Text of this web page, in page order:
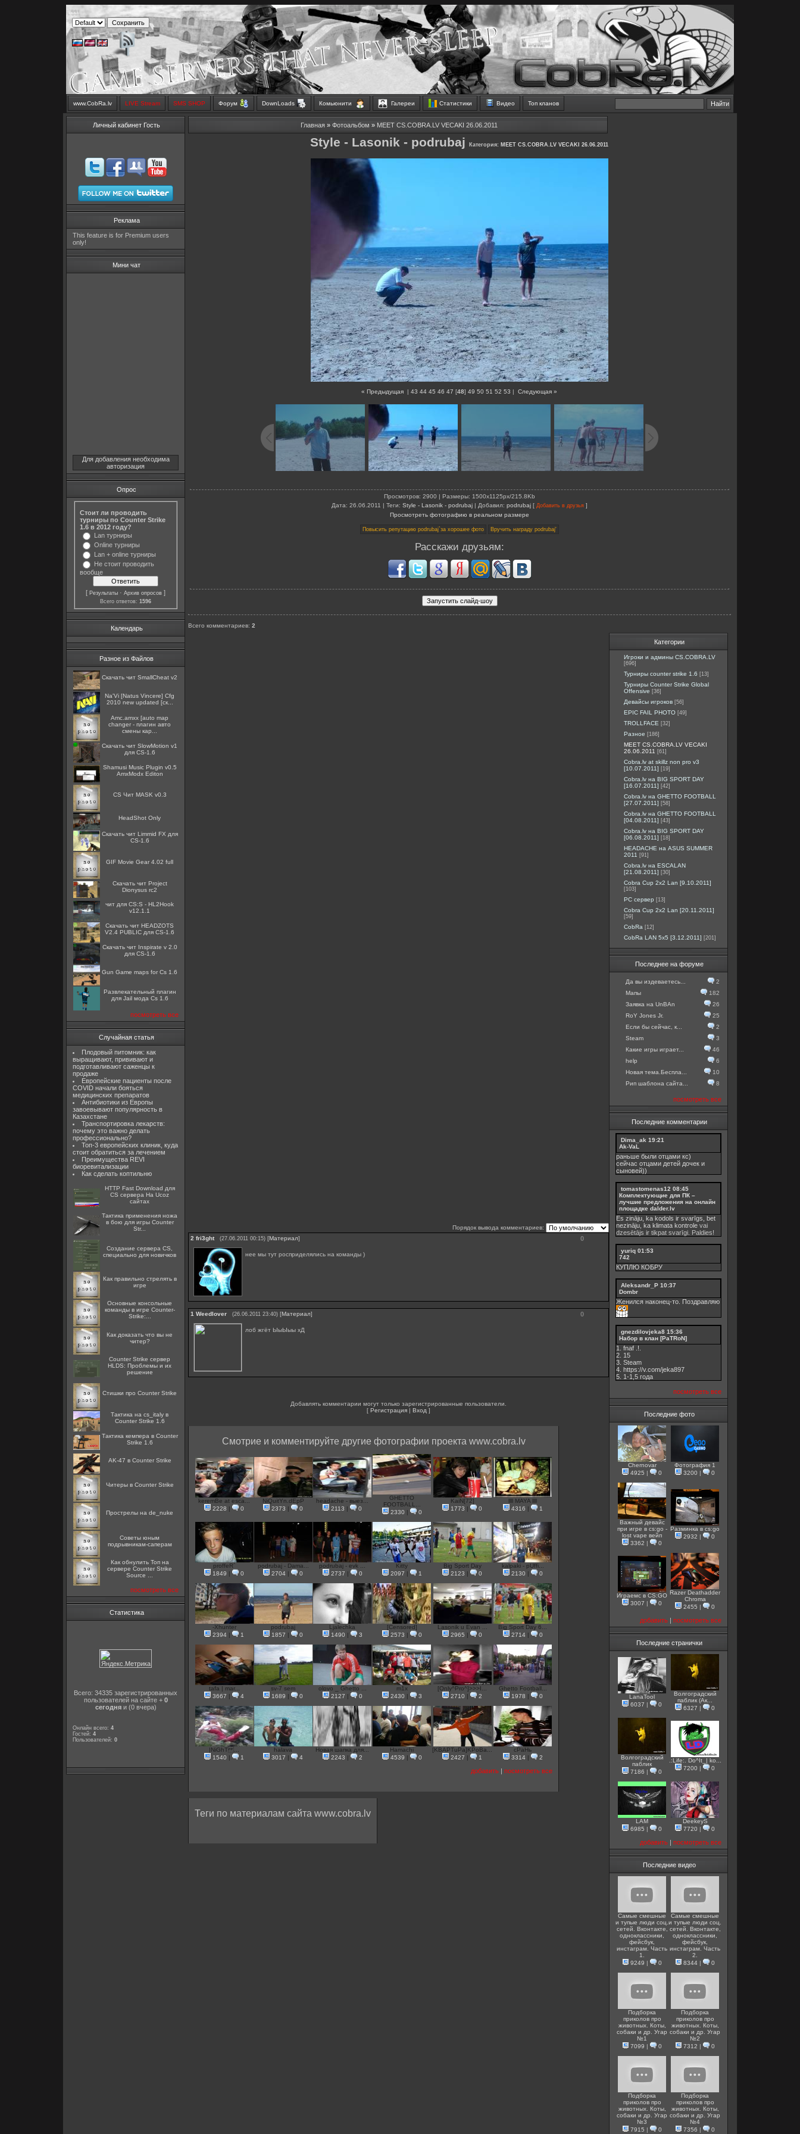
www.CobRa.lv LIVE Stream SMS SHOP Форум DownLoads Комьюнити Галереи Статистики Видео Топ кланов
Личный кабинет Гость
Реклама
This feature is for Premium users
only!
Мини чат
Для добавления необходима
авторизация
Опрос
Стоит ли проводить
турниры по Counter Strike
1.6 в 2012 году?
Lan турниры
Online турниры
Lan + online турниры
Не стоит проводить
вообще
[ Результаты · Архив опросов ]
Всего ответов: 1596
Календарь
Разное из Файлов
Скачать чит SmallCheat v2
Na'Vi [Natus Vincere] Cfg
2010 new updated [ск...
Amc.amxx [auto map
changer - плагин авто
смены кар...
Скачать чит SlowMotion v1
для CS-1.6
Shamusi Music Plugin v0.5
AmxModx Editon
CS Чит MASK v0.3
HeadShot Only
Скачать чит Limmid FX для
CS-1.6
GIF Movie Gear 4.02 full
Скачать чит Project
Dionysus rc2
чит для CS:S - HL2Hook
v12.1.1
Скачать чит HEADZOTS
V2.4 PUBLIC для CS-1.6
Скачать чит Inspirate v 2.0
для CS-1.6
Gun Game maps for Cs 1.6
Развлекательный плагин
для Jail мода Cs 1.6
посмотреть все
Случайная статья
Плодовый питомник: как
выращивают, прививают и
подготавливают саженцы к
продаже
Европейские пациенты после
COVID начали бояться
медицинских препаратов
Антибиотики из Европы
завоевывают популярность в
Казахстане
Транспортировка лекарств:
почему это важно делать
профессионально?
Топ-3 европейских клиник, куда
стоит обратиться за лечением
Преимущества REVI
биоревитализации
Как сделать коптильню
HTTP Fast Download для
CS сервера На Ucoz
сайтах
Тактика применения ножа
в бою для игры Counter
Str...
Создание сервера CS,
специально для новичков
Как правильно стрелять в
игре
Основные консольные
команды в игре Counter-
Strike:...
Как доказать что вы не
читер?
Counter Strike сервер
HLDS: Проблемы и их
решение
Стишки про Counter Strike
Тактика на cs_italy в
Counter Strike 1.6
Тактика кемпера в Counter
Strike 1.6
AK-47 в Counter Strike
Читеры в Counter Strike
Прострелы на de_nuke
Советы юным
подрывникам-саперам
Как обнулить Топ на
сервере Counter Strike
Source ...
посмотреть все
Статистика
Всего: 34335 зарегистрированных
пользователей на сайте + 0
сегодняи (0 вчера)
Онлайн всего: 4
Гостей: 4
Пользователей: 0
Главная» Фотоальбом » MEET CS.COBRA.LV VECAKI 26.06.2011
Style - Lasonik - podrubaj Категория: MEET CS.COBRA.LV VECAKI 26.06.2011
« Предыдущая | 43 44 45 46 47 [48] 49 50 51 52 53 | Следующая »
Просмотров: 2900 | Размеры: 1500x1125px/215.8Kb
Дата: 26.06.2011 | Теги: Style - Lasonik - podrubaj Добавил: podrubaj [ Добавить в друзья ]
Просмотреть фотографию в реальном размере
Расскажи друзьям:
Всего комментариев: 2
Порядок вывода комментариев:
0
2 fri3ght (27.06.2011 00:15) [Материал]
нее мы тут росприделялись на команды )
0
1 Weedlover (26.06.2011 23:40) [Материал]
лоб жгёт ЫыЫыы хД
Добавлять комментарии могут только зарегистрированные пользователи.
[ Регистрация Вход ]
Смотрие и комментируйте другие фотографии проекта www.cobra.lv
keremBe at esca...
2228
0
NiQuitYn.dEpP
2373
0
headache - выез...
2113
0
GHETTO
FOOTBALL...
2330
0
KaiN[72]
1773
0
llll MAYA llll
4316
1
proffeR`
1849
0
podrubaj - Dama...
2704
0
podrubaj - evk ...
2737
0
Kitty
2097
1
Big Sport Day
2123
0
kalpaki - pUffi...
2130
0
-Xhunter
2394
1
podrubaj
1857
0
Ljalechka
1490
3
[Censored]
2573
0
Lasonik u Evan ...
2965
0
Big Sport Day 6...
2714| 0
tafa | mar...
3667
4
sv-7 sem
1689
0
olovo _ Ghetto ...
2127
0
m1x
2430
3
[Only^Pro^]>>>I...
2710
2
Ghetto Football...
1978
0
|NiGhT ...
1540
1
halava
3017
4
Новая шапка для...
2243
2
Hamachi
4539
0
[KBAPTuPa]KPoBa...
2427
1
сРаНь
3314| 2
добавить посмотреть все
Теги по материалам сайта www.cobra.lv
Категории
Игроки и админы CS.COBRA.LV
[696]
Турниры counter strike 1.6 [13]
Турниры Counter Strike Global
Offensive [36]
Девайсы игроков [56]
EPIC FAIL PHOTO [49]
TROLLFACE [32]
Разное [186]
MEET CS.COBRA.LV VECAKI
26.06.2011 [61]
Cobra.lv at skillz non pro v3
[10.07.2011] [19]
Cobra.lv на BIG SPORT DAY
[16.07.2011] [42]
Cobra.lv на GHETTO FOOTBALL
[27.07.2011] [58]
Cobra.lv на GHETTO FOOTBALL
[04.08.2011] [43]
Cobra.lv на BIG SPORT DAY
[06.08.2011] [18]
HEADACHE на ASUS SUMMER
2011 [91]
Cobra.lv на ESCALAN
[21.08.2011] [30]
Cobra Cup 2x2 Lan [9.10.2011]
[103]
PC сервер [13]
Cobra Cup 2x2 Lan [20.11.2011]
[59]
CobRa [12]
CobRa LAN 5x5 [3.12.2011] [201]
Последнее на форуме
Да вы издеваетесь...
2
Мапы
182
Заявка на UnBAn
26
RoY Jones Jr.
25
Если бы сейчас, к...
2
Steam
3
Какие игры играет...
46
help
6
Новая тема.Беспла...
10
Рип шаблона сайта...
8
посмотреть все
Последние комментарии
Dima_ak 19:21
Ak-VaL
раньше были отцами кс)
сейчас отцами детей дочек и
сыновей))
tomastomenas12 08:45
Комплектующие для ПК –
лучшие предложения на онлайн
площадке dalder.lv
Es zināju, ka kodols ir svarīgs, bet
nezināju, ka klimata kontrole vai
dzesētājs ir tikpat svarīgi. Paldies!
yuriq 01:53
742
КУПЛЮ КОБРУ
Aleksandr_P 10:37
Dombr
Женился наконец-то. Поздравляю
gnezdilovjeka8 15:36
Набор в клан [PaTRoN]
1. fnaf .!.
2. 15
3. Steam
4. https://v.com/jeka897
5. 1-1,5 годa
посмотреть все
Последние фото
Chernovar
4925
0
Фотография 1
3200
0
Важный девайс
при игре в cs:go -
lost vape вейп
3362
0
Разминка в cs:go
2932
0
Играемс в CS:GO
3007
0
Razer Deathadder
Chroma
2455
0
добавить посмотреть все
Последние странички
LanaTool
6037
0
Волгоградский
паблик (Ак...
6327
0
Волгоградский
паблик
7186
0
.:Life:. Do^It_| ko...
7200
0
LAM
6985
0
DeekeyS
7720
0
добавить посмотреть все
Последние видео
Самые смешные
и тупые люди соц.
сетей. Вконтакте,
одноклассники,
фейсбук,
инстаграм. Часть
1.
9249
0
Самые смешные
и тупые люди соц.
сетей. Вконтакте,
одноклассники,
фейсбук,
инстаграм. Часть
2.
8344| 0
Подборка
приколов про
животных. Коты,
собаки и др. Угар
№1
7099
0
Подборка
приколов про
животных. Коты,
собаки и др. Угар
№2
7312
0
Подборка
приколов про
животных. Коты,
собаки и др. Угар
№3
7915
0
Подборка
приколов про
животных. Коты,
собаки и др. Угар
№4
7356
0